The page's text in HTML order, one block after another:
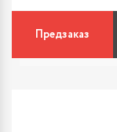
Предзаказ